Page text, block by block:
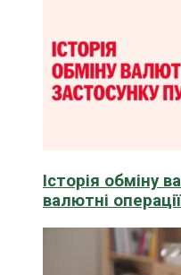
Історія обміну
валютні